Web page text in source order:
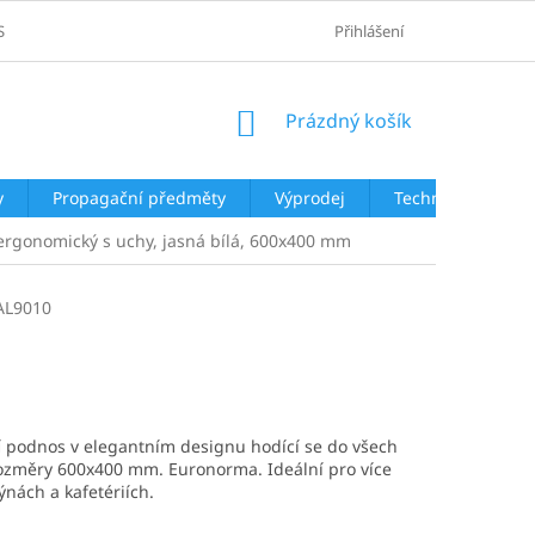
ÚDAJŮ Přihlášení
NÁKUPNÍ
Prázdný košík
Propagační předměty Výprodej
Technologie
s uchy, jasná bílá, 600x400 mm
podnos v elegantním designu hodící se do všech
600x400 mm. Euronorma. Ideální pro více
a kafetériích.